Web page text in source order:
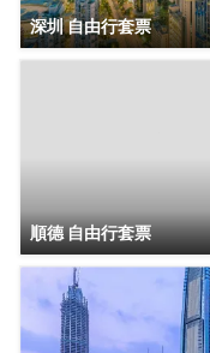
士提供舒適住宿、尊
深圳 自由行套票
順德 自由行套票